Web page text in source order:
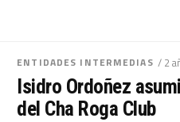
ENTIDADES INTERMEDIAS / 2
Isidro Ordoñez
del Cha Roga Club